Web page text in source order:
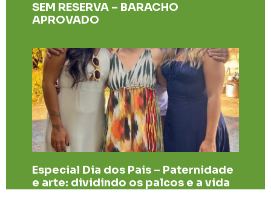
SEM RESERVA – BARACHO
APROVADO
Especial Dia dos Pais – Paternidade
e arte: dividindo os palcos e a vida